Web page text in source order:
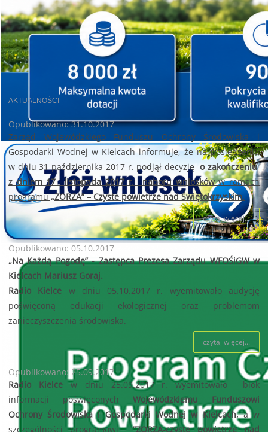
AKTUALNOŚCI
Opublikowano: 31.10.2017
Zarząd Wojewódzkiego Funduszu Ochrony Środowiska i
Gospodarki Wodnej w Kielcach informuje, że na posiedzeniu
w dniu 31 października 2017 r. podjął decyzjęo zakończeniu
z dniem 17 listopada 2017 r. naboru wnioskóww ramach
programu„ZORZA” – Czyste powietrze nad Świętokrzyskim.
czytaj więcej...
Opublikowano: 05.10.2017
„Na Każdą Pogodę” - Zastępca Prezesa Zarządu WFOŚiGW w
Kielcach Mariusz Goraj.
Radio Kielce w dniu 05.10.2017 r. wyemitowało audycję
poświęconą edukacji ekologicznej oraz problemom
zanieczyszczenia środowiska.
czytaj więcej...
Opublikowano: 25.09.2017
Radio Kielcew dniu 25.09.2017 r. wyemitowało blok
informacji poświęconychWojewódzkiemu Funduszowi
Ochrony Środowiska i Gospodarki Wodnej w Kielcach,a w
szczególności programowi”ZORZA-czyste powietrze nad